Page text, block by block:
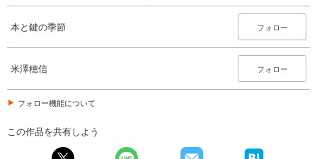
本と鍵の季節 フォロー
米澤穂信 フォロー
フォロー機能について
この作品を共有しよう